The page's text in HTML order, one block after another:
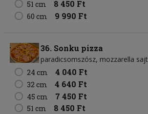
51 cm 8 450 Ft
60 cm 9 990 Ft
36. Sonku pizza
paradicsomszósz mozzarella sajt
24 cm
4 040 Ft
32 cm 4 640 Ft
45 cm 7 450 Ft
51 cm 8 450 Ft